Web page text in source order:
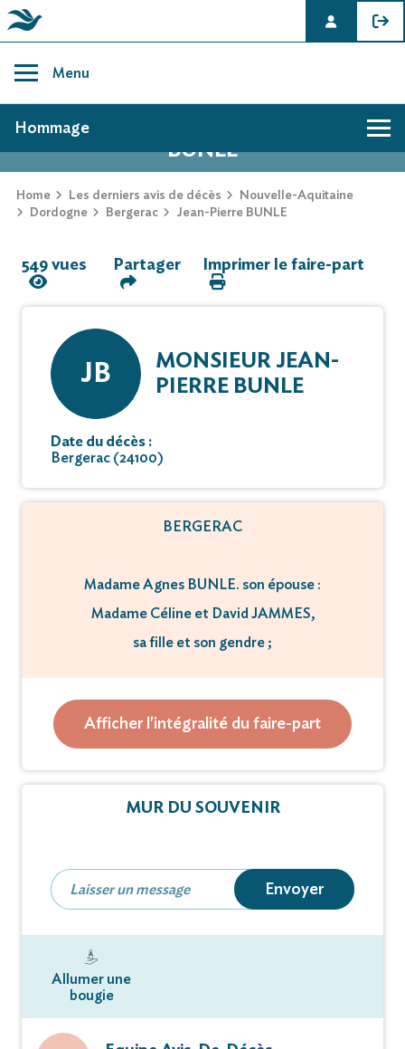
content
Menu
AVIS DE DÉCÈS DE JEAN-PIERRE
BUNLE
Home Les derniers avis de décès
Nouvelle-Aquitaine
Dordogne
Bergerac Jean-Pierre BUNLE
Hommage
549 vues Partager Imprimer le faire-part
JB
MONSIEUR JEAN-
PIERRE BUNLE
Date du décès :
Bergerac (24100)
BERGERAC
Madame Agnes BUNLE. son épouse :
Madame Céline et David JAMMES,
sa fille et son gendre ;
Parents et amis
M Jean-Pierre Bunle
La cérémonie civile aura lieu le jeudi 24 novembre
à 10 heures 15 au crématorium de Bergerac.
Jean-Pierre BUNLE repose à la chambre funéraire
Afficher l'intégralité du faire-part
MUR DU SOUVENIR
Envoyer
Allumer une
bougie